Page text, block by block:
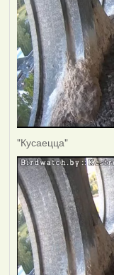
"Кусаецца"